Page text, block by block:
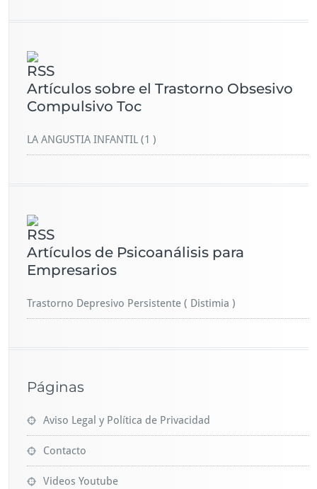
Artículos sobre el Trastorno Obsesivo
Compulsivo Toc
LA ANGUSTIA INFANTIL (1 )
Artículos de Psicoanálisis para
Empresarios
Trastorno Depresivo Persistente ( Distimia )
Páginas
Aviso Legal y Política de Privacidad
Contacto
Videos Youtube